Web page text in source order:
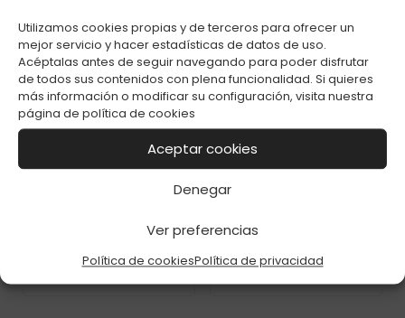
Utilizamos cookies propias y de terceros para ofrecer un
mejor servicio y hacer estadísticas de datos de uso.
Acéptalas antes de seguir navegando para poder disfrutar
de todos sus contenidos con plena funcionalidad. Si quieres
más información o modificar su configuración, visita nuestra
página de política de cookies
Aceptar cookies
Denegar
Ver preferencias
Política de cookiesPolítica de privacidad